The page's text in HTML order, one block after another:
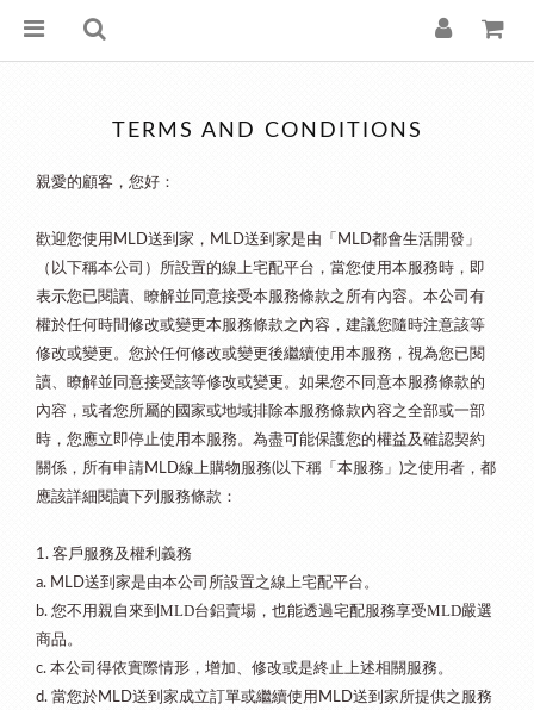
TERMS AND CONDITIONS
親愛的顧客，您好：
歡迎您使用 MLD送到家， MLD送到家是由「 MLD都會生活開發」
（以下稱本公司）所設置的線上宅配平台，當您使用本服務時，即
表示您已閱讀、瞭解並同意接受本服務條款之所有內容。本公司有
權於任何時間修改或變更本服務條款之內容，建議您隨時注意該等
修改或變更。您於任何修改或變更後繼續使用本服務，視為您已閱
讀、瞭解並同意接受該等修改或變更。如果您不同意本服務條款的
內容，或者您所屬的國家或地域排除本服務條款內容之全部或一部
時，您應立即停止使用本服務。為盡可能保護您的權益及確認契約
關係，所有申請MLD線上購物服務(以下稱「本服務」 )之使用者，都
應該詳細閱讀下列服務條款：
1. 客戶服務及權利義務
a. MLD送到家是由本公司所設置之線上宅配平台。
b. 您不用親自來到MLD台鋁賣場，也能透過宅配服務享受MLD嚴選
商品。
c. 本公司得依實際情形，增加、修改或是終止上述相關服務。
d. 當您於MLD送到家成立訂單或繼續使用 MLD送到家所提供之服務